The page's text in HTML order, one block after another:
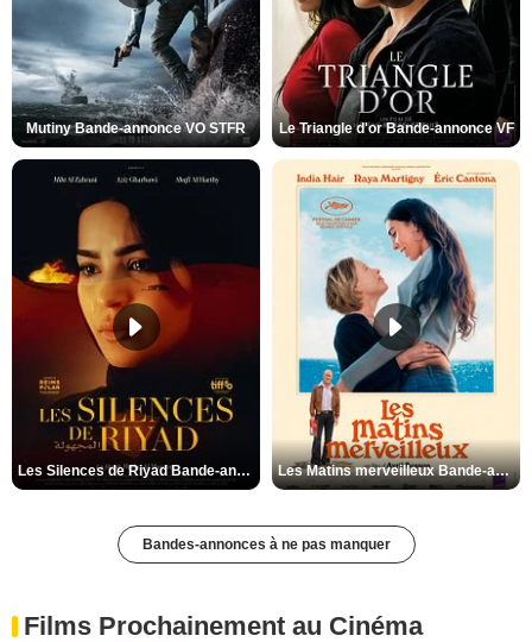
Mutiny Bande-annonce VO STFR Le Triangle d'or Bande-annonce VF
Les Silences de Riyad Bande-annonce VO STFR Les Matins merveilleux Bande-annonce VF
Bandes-annonces à ne pas manquer
Films Prochainement au Cinéma